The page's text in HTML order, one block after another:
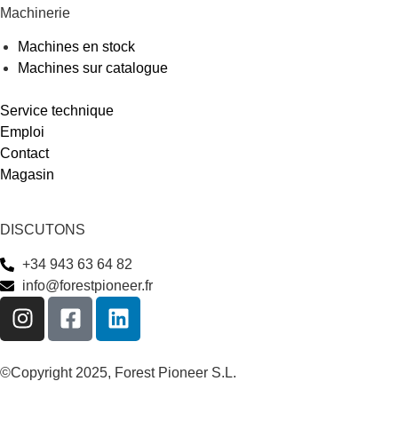
Machinerie
Machines en stock
Machines sur catalogue
Service technique
Emploi
Contact
Magasin
DISCUTONS
+34 943 63 64 82
info@forestpioneer.fr
©Copyright 2025, Forest Pioneer S.L.